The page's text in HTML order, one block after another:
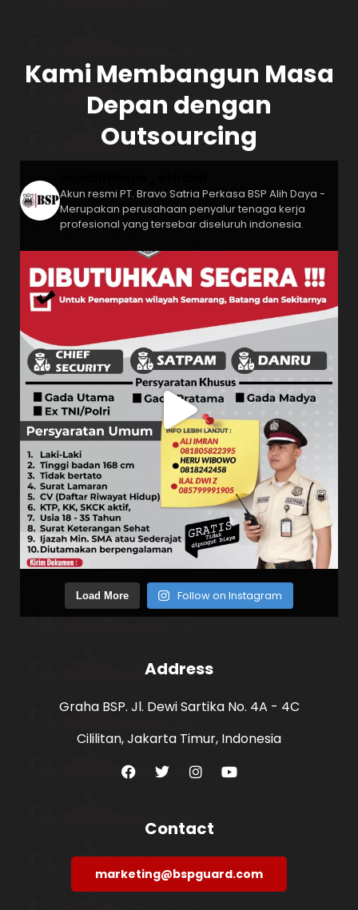
Kami Membangun Masa
Depan dengan
Outsourcing
Akun resmi PT. Bravo Satria Perkasa BSP Alih Daya -
Merupakan perusahaan penyalur tenaga kerja
profesional yang tersebar diseluruh indonesia.
Load More Follow on Instagram
Address
Graha BSP. Jl. Dewi Sartika No. 4A - 4C
Cililitan, Jakarta Timur, Indonesia
Contact
marketing@bspguard.com